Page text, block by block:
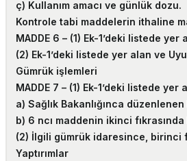
ç) Kullanım amacı ve günlük dozu.
Kontrole tabi maddelerin ithaline
MADDE 6 – (1) Ek-1’deki listede
(2) Ek-1’deki listede yer alan ve
Gümrük işlemleri
MADDE 7 – (1) Ek-1’deki listede
a) Sağlık Bakanlığınca
b) 6 ncı maddenin ikinci
(2) İlgili gümrük idaresince, birinci
Yaptırımlar